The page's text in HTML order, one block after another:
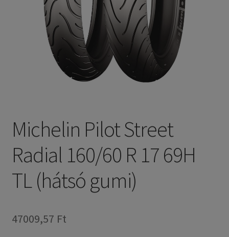
Michelin Pilot Street
Radial 160/60 R 17 69H
TL (hátsó gumi)
47009,57 Ft